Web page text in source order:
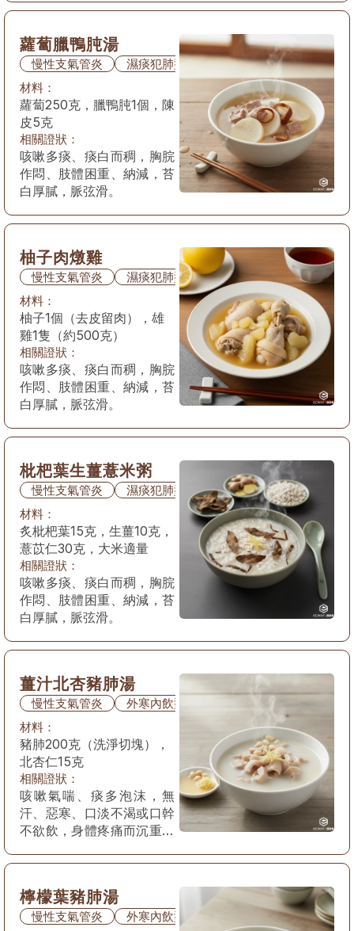
蘿蔔臘鴨肫湯
慢性支氣管炎
濕痰犯肺型
材料：
蘿蔔250克，臘鴨肫1個，陳
皮5克
相關證狀：
咳嗽多痰、痰白而稠，胸脘
作悶、肢體困重、納減，苔
白厚膩，脈弦滑。
柚子肉燉雞
慢性支氣管炎
濕痰犯肺型
材料：
柚子1個（去皮留肉），雄
雞1隻（約500克）
相關證狀：
咳嗽多痰、痰白而稠，胸脘
作悶、肢體困重、納減，苔
白厚膩，脈弦滑。
枇杷葉生薑薏米粥
慢性支氣管炎
濕痰犯肺型
材料：
炙枇杷葉15克，生薑10克，
薏苡仁30克，大米適量
相關證狀：
咳嗽多痰、痰白而稠，胸脘
作悶、肢體困重、納減，苔
白厚膩，脈弦滑。
薑汁北杏豬肺湯
慢性支氣管炎
外寒內飲型
材料：
豬肺200克（洗淨切塊），
北杏仁15克
相關證狀：
咳嗽氣喘、痰多泡沫，無
汗、惡寒、口淡不渴或口幹
不欲飲，身體疼痛而沉重、
白滑，脈弦緊。
檸檬葉豬肺湯
慢性支氣管炎 外寒內飲型